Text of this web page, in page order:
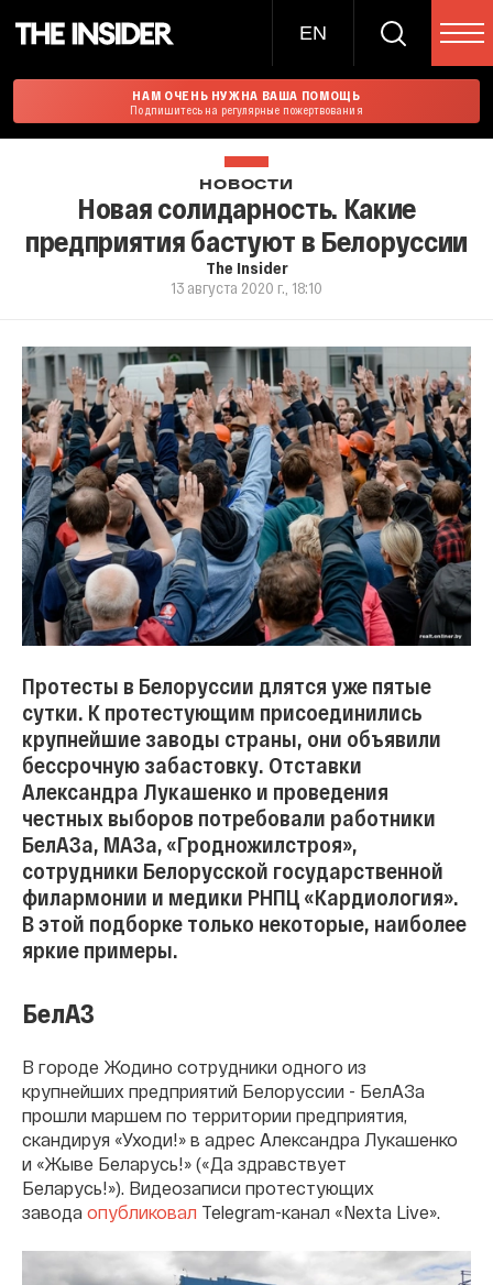
EN
НАМ ОЧЕНЬ НУЖНА ВАША ПОМОЩЬ
Подпишитесь на регулярные пожертвования
НОВОСТИ
Новая солидарность. Какие
предприятия бастуют в Белоруссии
The Insider
13 августа 2020 г., 18:10
Протесты в Белоруссии длятся уже пятые
сутки. К протестующим присоединились
крупнейшие заводы страны, они объявили
бессрочную забастовку. Отставки
Александра Лукашенко и проведения
честных выборов потребовали работники
БелАЗа, МАЗа, «Гродножилстроя»,
сотрудники Белорусской государственной
филармонии и медики РНПЦ «Кардиология».
В этой подборке только некоторые, наиболее
яркие примеры.
БелАЗ
В городе Жодино сотрудники одного из
крупнейших предприятий Белоруссии - БелАЗа
прошли маршем по территории предприятия,
скандируя «Уходи!» в адрес Александра Лукашенко
и «Жыве Беларусь!» («Да здравствует
Беларусь!»). Видеозаписи протестующих
завода опубликовал Telegram-канал «Nexta Live».